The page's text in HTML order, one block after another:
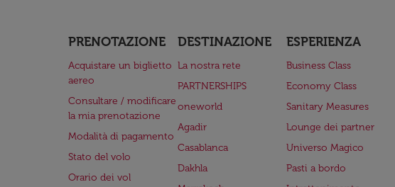
PRENOTAZIONE
Acquistare un biglietto
aereo
Consultare / modificare
la mia prenotazione
Modalità di pagamento
Stato del volo
Orario dei vol
DESTINAZIONE
La nostra rete
PARTNERSHIPS
oneworld
Agadir
Casablanca
Dakhla
ESPERIENZA
Business Class
Economy Class
Sanitary Measures
Lounge dei partner
Universo Magico
Pasti a bordo